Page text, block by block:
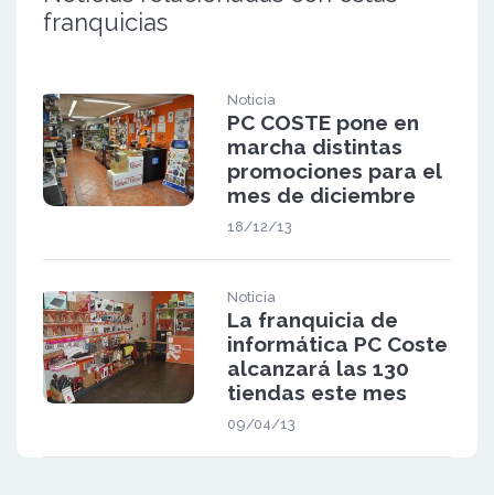
franquicias
Noticia
PC COSTE pone en
marcha distintas
promociones para el
mes de diciembre
18/12/13
Noticia
La franquicia de
informática PC Coste
alcanzará las 130
tiendas este mes
09/04/13